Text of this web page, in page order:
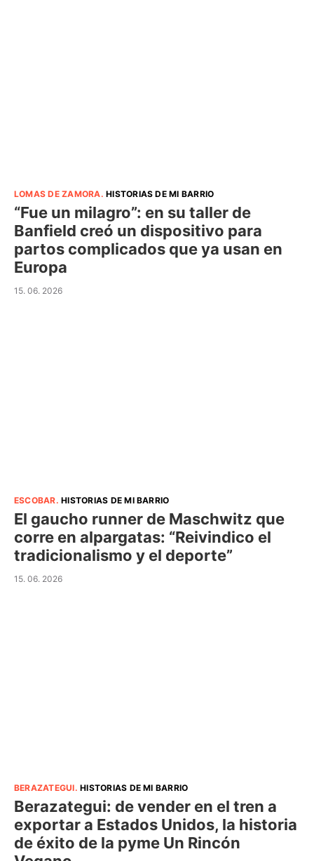
LOMAS DE ZAMORA.HISTORIAS DE MI BARRIO
“Fue un milagro”: en su taller de
Banfield creó un dispositivo para
partos complicados que ya usan en
Europa
15. 06. 2026
ESCOBAR.HISTORIAS DE MI BARRIO
El gaucho runner de Maschwitz que
corre en alpargatas: “Reivindico el
tradicionalismo y el deporte”
15. 06. 2026
BERAZATEGUI.HISTORIAS DE MI BARRIO
Berazategui: de vender en el tren a
exportar a Estados Unidos, la historia
de éxito de la pyme Un Rincón